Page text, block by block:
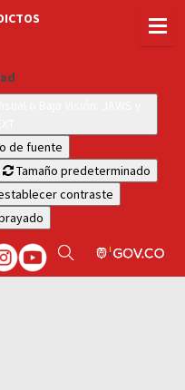
de fuente
Tamaño predeterminado
contraste